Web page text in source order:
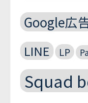
Google広
LINE LP
Squad